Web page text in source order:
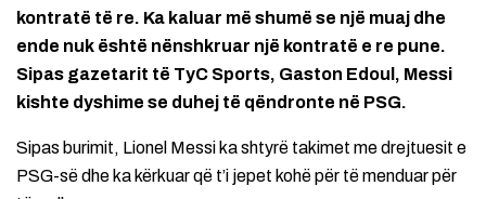
kontratë të re. Ka kaluar më shumë se një muaj dhe
ende nuk është nënshkruar një kontratë e re pune.
Sipas gazetarit të TyC Sports, Gaston Edoul, Messi
kishte dyshime se duhej të qëndronte në PSG.
Sipas burimit, Lionel Messi ka shtyrë takimet me drejtuesit e
PSG-së dhe ka kërkuar që t’i jepet kohë për të menduar për